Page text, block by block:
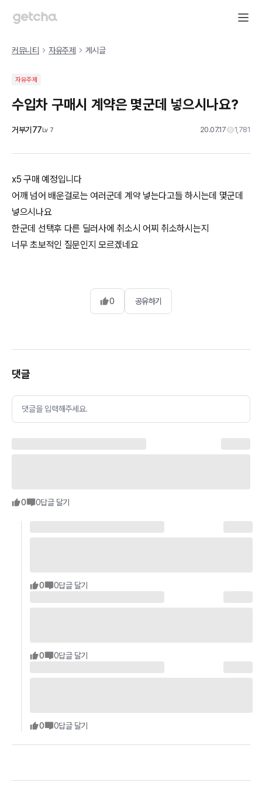
커뮤니티 자유주제 게시글
자유주제
수입차 구매시 계약은 몇군데 넣으시나요?
거부기77Lv 7 20.07.17 1,781
x5 구매 예정입니다
어깨 넘어 배운걸로는 여러군데 계약 넣는다고들 하시는데 몇군데
넣으시나요
한군데 선택후 다른 딜러사에 취소시 어찌 취소하시는지
너무 초보적인 질문인지 모르겠네요
0 공유하기
댓글
댓글을 입력해주세요.
0 0답글 달기
0 0답글 달기
0 0답글 달기
0 0답글 달기